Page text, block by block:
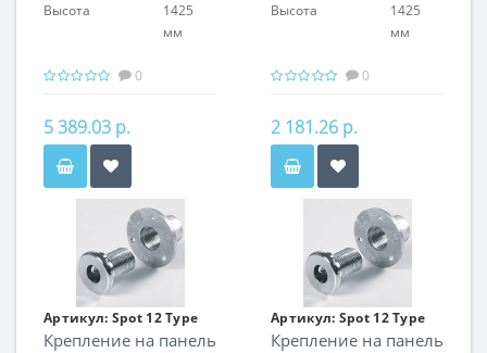
Высота
1425
мм
0
5 389.03 р.
Высота
1425
мм
0
2 181.26 р.
Артикул: Spot 12 Type
06
Крепление на панель
Артикул: Spot 12 Type
06
Крепление на панель